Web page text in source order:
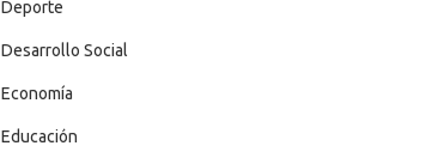
Deporte
Desarrollo Social
Economía
Educación